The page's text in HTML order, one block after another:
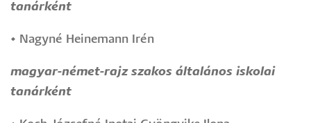
tanárként
• Nagyné Heinemann Irén
magyar-német-rajz szakos általános iskolai
tanárként